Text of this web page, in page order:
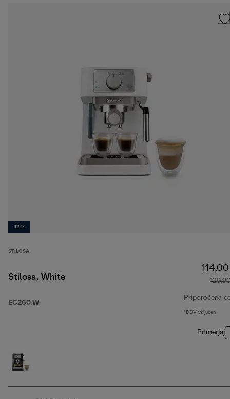
-12 %
STILOSA
Stilosa, White
EC260.W
Priporočena
*DDV vključen
Primerjaj